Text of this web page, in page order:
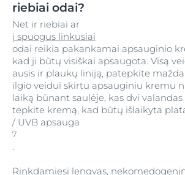
riebiai odai?
Net ir riebiai ar
į spuogus linkusiai
odai reikia pakankamai apsauginio
kad ji būtų visiškai apsaugota. Visą
ausis ir plaukų liniją, patepkite
ilgio veidui skirtu apsauginiu kremu
laiką būnant saulėje, kas dvi
tepkite kremą, kad būtų išlaikyta
/ UVB apsauga
7
.
Rinkdamiesi lengvas,